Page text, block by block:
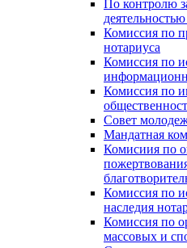
По контролю
Комиссия по
нотариуса
Комиссия по
Комиссия по
Совет
Мандатная
Комисиия по
Комиссия по
наследия
Комиссия по
массовых и